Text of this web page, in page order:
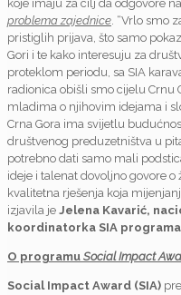
koje imaju za cilj da odgovore
problema zajednice. “Vrlo smo
pristiglih prijava, što samo
Gori i te kako interesuju za
proteklom periodu, sa SIA
radionica obišli smo cijelu Crnu
mladima o njihovim idejama i
Crna Gora ima svijetlu
društvenog preduzetništva u
potrebno dati samo mali
ideje i talenat dovoljno govore o
kvalitetna rješenja koja
izjavila je Jelena Kavarić,
koordinatorka SIA
O programu Social Impact
Social Impact Award (SIA)